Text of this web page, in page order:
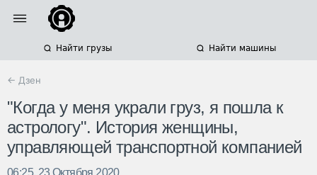
Найти грузы Найти машины
← Дзен
"Когда у меня украли груз, я пошла к
астрологу". История женщины,
управляющей транспортной компанией
06:25, 23 Октября 2020